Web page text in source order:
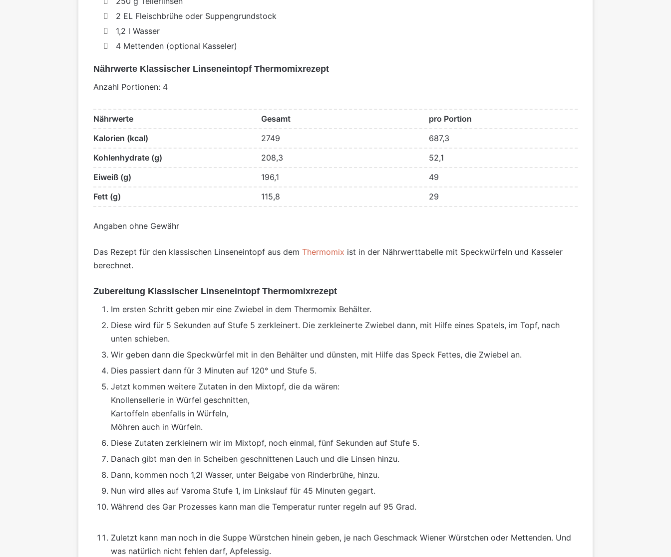
2 EL Fleischbrühe oder Suppengrundstock
1,2 l Wasser
4 Mettenden (optional Kasseler)
Nährwerte Klassischer Linseneintopf Thermomixrezept
Anzahl Portionen: 4
Nährwerte Gesamt
pro Portion
Kalorien (kcal)
2749
687,3
Kohlenhydrate (g)
208,3
52,1
Eiweiß (g)
196,1
49
Fett (g)
115,8 29
Angaben ohne Gewähr
Das Rezept für den klassischen Linseneintopf aus dem Thermomix ist in der Nährwerttabelle mit Speckwürfeln und Kasseler
berechnet.
Zubereitung Klassischer Linseneintopf Thermomixrezept
Im ersten Schritt geben mir eine Zwiebel in dem Thermomix Behälter.
Diese wird für 5 Sekunden auf Stufe 5 zerkleinert. Die zerkleinerte Zwiebel dann, mit Hilfe eines Spatels, im Topf, nach
unten schieben.
Wir geben dann die Speckwürfel mit in den Behälter und dünsten, mit Hilfe das Speck Fettes, die Zwiebel an.
Dies passiert dann für 3 Minuten auf 120° und Stufe 5.
Jetzt kommen weitere Zutaten in den Mixtopf, die da wären:
Knollensellerie in Würfel geschnitten,
Kartoffeln ebenfalls in Würfeln,
Möhren auch in Würfeln.
Diese Zutaten zerkleinern wir im Mixtopf, noch einmal, fünf Sekunden auf Stufe 5.
Danach gibt man den in Scheiben geschnittenen Lauch und die Linsen hinzu.
Dann, kommen noch 1,2l Wasser, unter Beigabe von Rinderbrühe, hinzu.
Nun wird alles auf Varoma Stufe 1, im Linkslauf für 45 Minuten gegart.
Während des Gar Prozesses kann man die Temperatur runter regeln auf 95 Grad.
Zuletzt kann man noch in die Suppe Würstchen hinein geben, je nach Geschmack Wiener Würstchen oder Mettenden. Und
was natürlich nicht fehlen darf, Apfelessig.